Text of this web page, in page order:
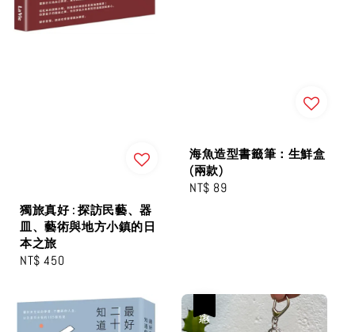
獨旅真好 : 探訪民藝、器
皿、藝術與地方小鎮的日
本之旅
Regular
NT$ 450
海魚造型書籤筆：生鮮盒
(兩款)
Regular
NT$ 89